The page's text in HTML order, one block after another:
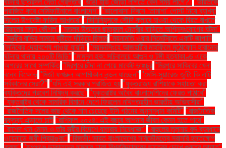
ঘটনায় ছাত্রদল নেতা গ্রেপ্তার "ভাঙা হাড় জোড়া লাগতে কেন সময় লাগে?" "ভারতকে
পরাজিত করে সেমিফাইনালে বাংলাদেশ" "ভালোবাসা দিবসে ‘তামাশা’ পোস্ট নিয়ে ব্যাখ্যা
দিলেন উপদেষ্টা ফরিদা আখতার" "ভিনিসিয়ুসকে সৌদি ক্লাবে যাওয়া থেকে বিরত রাখতে
রিয়ালের নতুন কৌশল" "মতলব উত্তরে ছাত্রদল নেত্রীর বাড়িতে অগ্নিসংযোগের ঘটনা"
"মন্ত্রীর বাড়ির সামনে বৃষ্টিতে দাঁড়িয়ে ছিলাম "ময়নামতি ওয়ার সিমেট্রিতে একটি জাপানি
সৈনিকের দেহাবশেষ পাওয়া যায়নি" "ময়মনসিংহে আজহারীর মাহফিলে মুঠোফোন হারানোর
ঘটনায় থানায় ২০০টি জিডি" "মামুনুল হক: সচিবালয়ে আগুন ও টঙ্গী হত্যাকাণ্ড একে
অপরের সাথে সম্পর্কিত "মিরপুরে চাঁদা না পেয়ে মার্কেট ভাঙচুর "মিরপুরে সাকিবের খেলা
বন্ধে বিক্ষোভ "মির্জা ফখরুল আগামীকাল লন্ডন যাচ্ছেন" "মেসি-সুয়ারেজ জুটি: কি এটি
সর্বকালের সেরা?" "যদি এই সরকার পরাজিত হয় "যুক্তরাজ্য রাশিয়াকে সহায়তা করা
ব্যক্তিদের প্রবেশ নিষিদ্ধ করছে" "যুক্তরাষ্ট্র অবৈধ বাংলাদেশিদের ফেরত পাঠাবে"
"যুক্তরাষ্ট্র থেকে সামরিক বিমানে দেশে ফিরলেন নথিপত্রহীন ভারতীয় অভিবাসীরা"
"রাজনৈতিক দলের কাছ থেকে নাম চেয়েছে ইসি গঠনের অনুসন্ধান কমিটি" "রাজনৈতিক
বক্তব্য এড়াতে চাই "রাশিফল ২০২৪: এই বছরে আপনার জীবন কেমন হতে পারে"
"রাশেদ খান মেনন ও তাঁর স্ত্রীর বিদেশে যাত্রায় নিষেধাজ্ঞা" "রাহুলের তুলনায় বড় ব্যবধানে
ওয়েনাডে জয়ী প্রিয়াঙ্কা" "রিজভী: ভারত বাংলাদেশের সার্বভৌমত্বে সরাসরি হস্তক্ষেপ